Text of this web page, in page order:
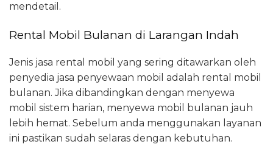
mendetail.
Rental Mobil Bulanan di Larangan Indah
Jenis jasa rental mobil yang sering ditawarkan oleh
penyedia jasa penyewaan mobil adalah rental mobil
bulanan. Jika dibandingkan dengan menyewa
mobil sistem harian, menyewa mobil bulanan jauh
lebih hemat. Sebelum anda menggunakan layanan
ini pastikan sudah selaras dengan kebutuhan.